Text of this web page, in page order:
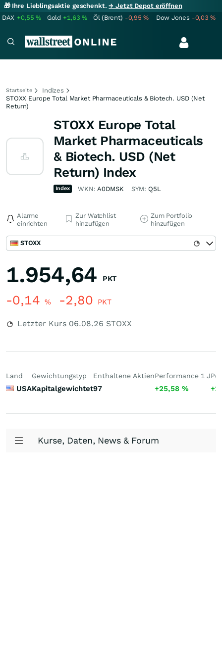
🎁 Ihre Lieblingsaktie geschenkt.→ Jetzt Depot eröffnen
DAX +0,55% Gold +1,63% Öl (Brent) -0,95% Dow Jones -0,03%
Startseite
Indizes
STOXX Europe Total Market Pharmaceuticals & Biotech. USD (Net
Return)
STOXX Europe Total
Market Pharmaceuticals
& Biotech. USD (Net
Return) Index
Index WKN:A0DMSK SYM: Q5L
Alarme
einrichten
Zur Watchlist
hinzufügen
Zum Portfolio
hinzufügen
STOXX
1.954,64 PKT
-0,14 % -2,80 PKT
Letzter Kurs 06.08.26 STOXX
Land
USA
Gewichtungstyp
Kapitalgewichtet
Enthaltene Aktien
97
Performance 1 J
+25,58 %
Kurse, Daten, News & Forum